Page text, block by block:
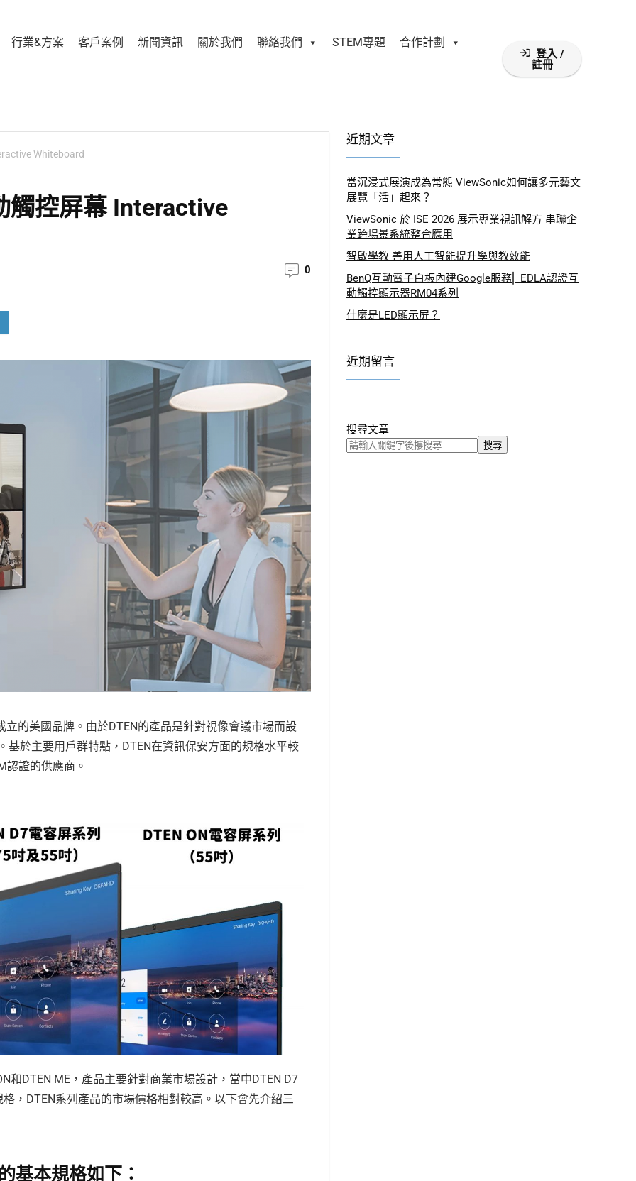
行業&方案 客戶案例 新聞資訊 關於我們 聯絡我們 STEM專題 合作計劃
登入 /
註冊
Whiteboard
觸控屏幕 Interactive
0
的美國品牌。由於DTEN的產品是針對視像會議市場而設
於主要用戶群特點，DTEN在資訊保安方面的規格水平較
認證的供應商。
和DTEN ME，產品主要針對商業市場設計，當中DTEN D7
，DTEN系列產品的市場價格相對較高。以下會先介紹三
基本規格如下：
近期文章
當沉浸式展演成為常態 ViewSonic如何讓多元藝文
展覽「活」起來？
ViewSonic 於 ISE 2026 展示專業視訊解方 串聯企
業跨場景系統整合應用
智啟學教 善用人工智能提升學與教效能
BenQ互動電子白板內建Google服務⎜ EDLA認證互
動觸控顯示器RM04系列
什麼是LED顯示屏？
近期留言
搜尋文章
搜尋